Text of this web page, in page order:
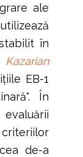
ale
în
Kazarian
EB-1
În
de-a